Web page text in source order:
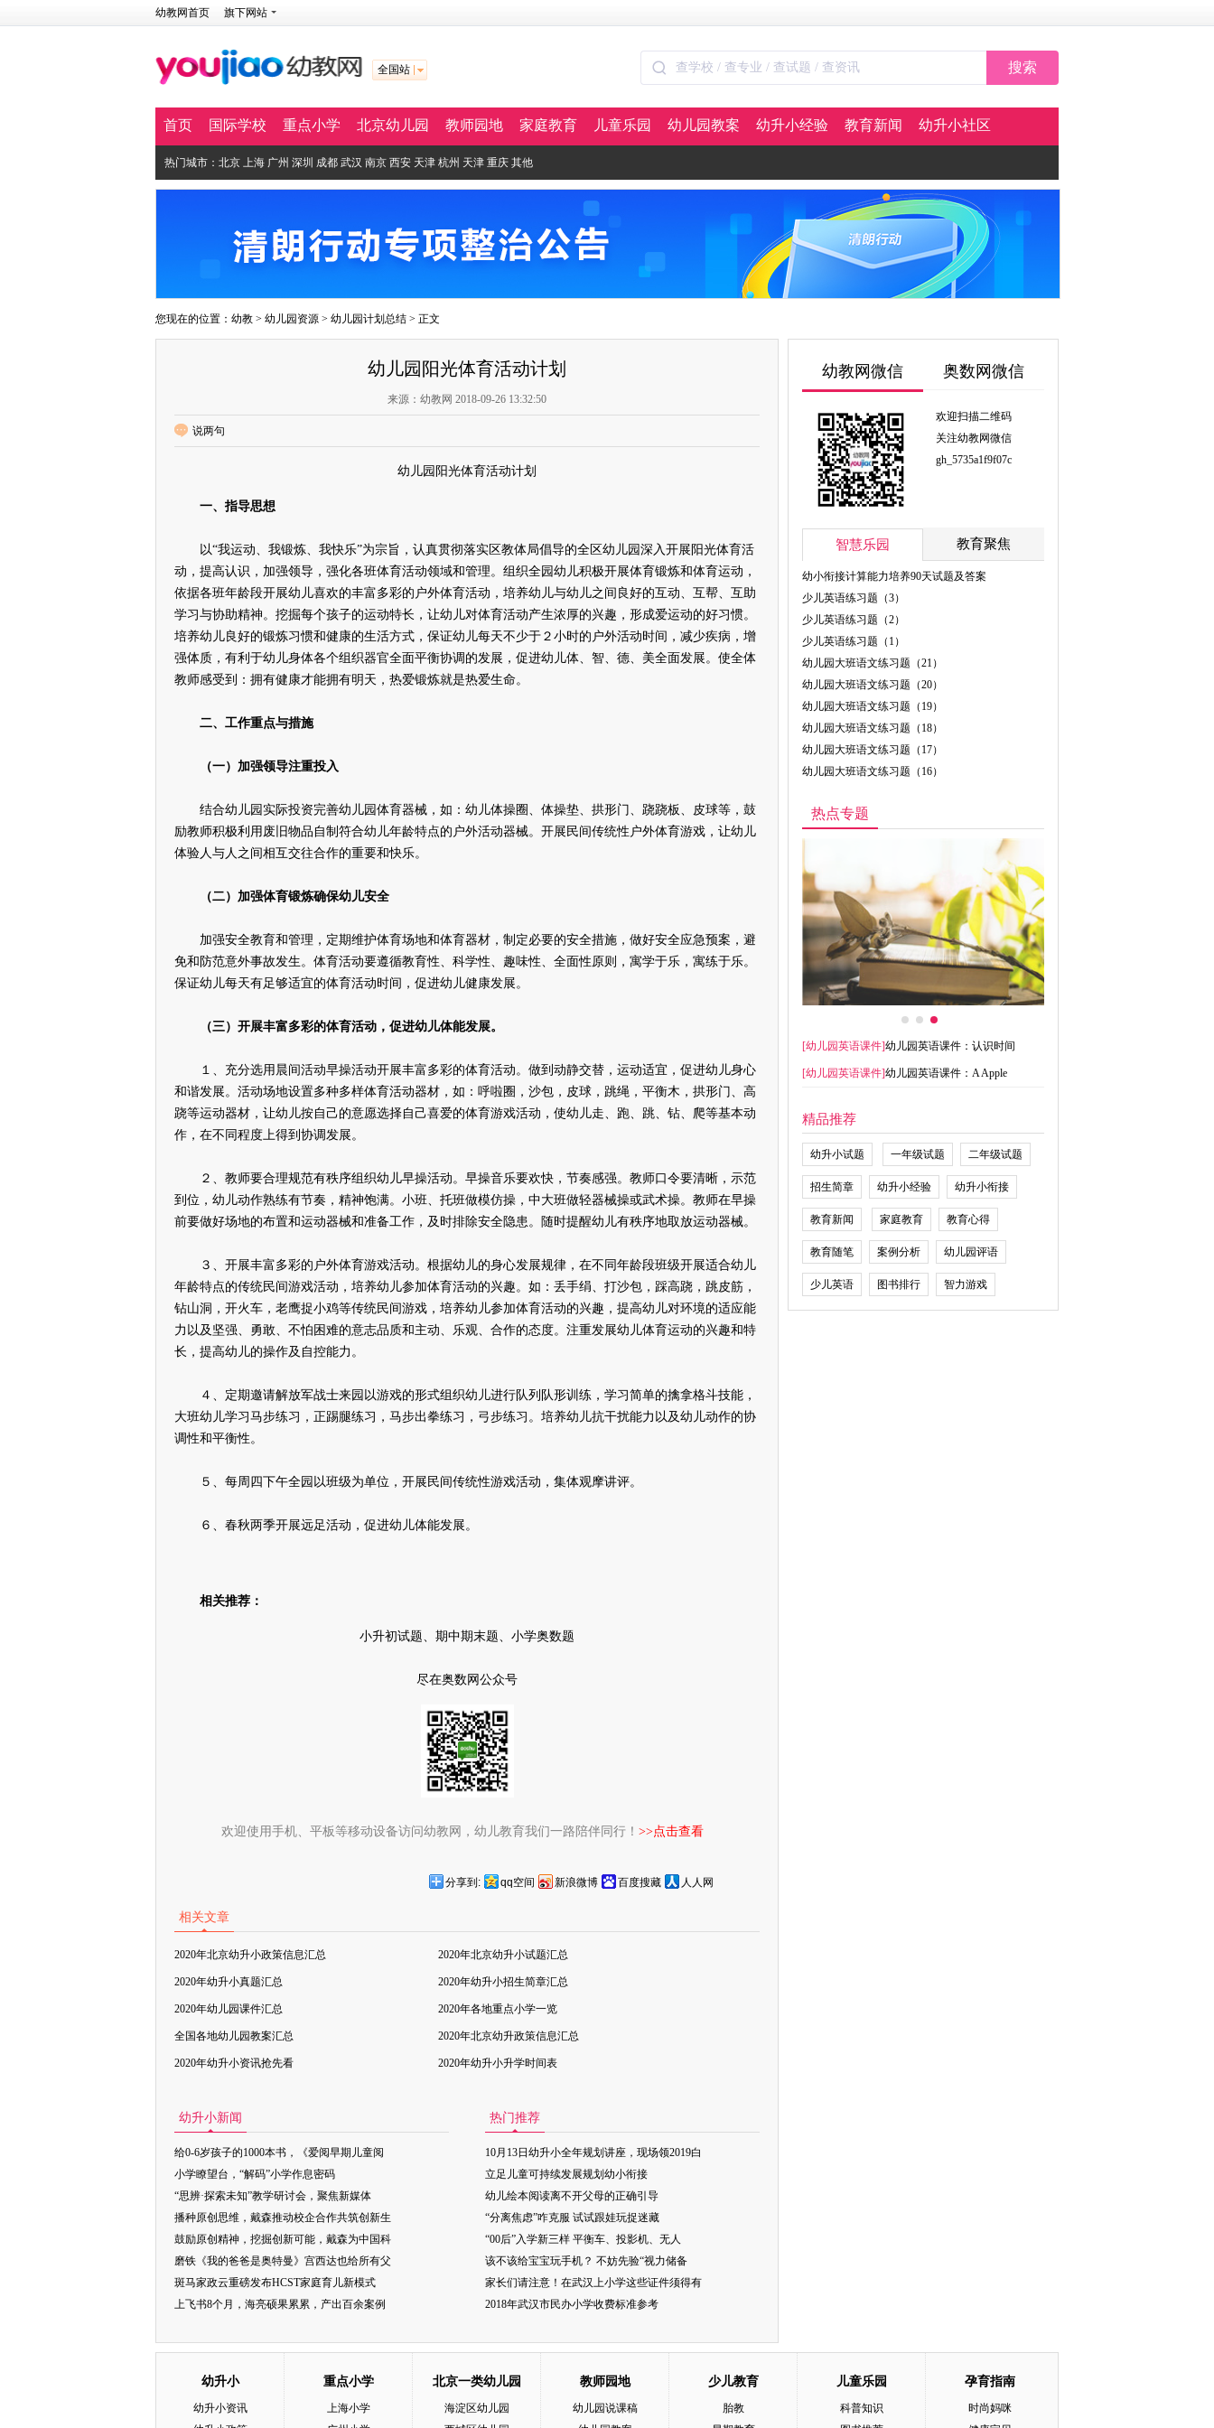
幼教网首页 旗下网站
全国站 搜索
首页 国际学校 重点小学 北京幼儿园 教师园地 家庭教育 儿童乐园 幼儿园教案 幼升小经验 教育新闻 幼升小社区
热门城市： 北京 上海 广州 深圳 成都 武汉 南京 西安 天津 杭州 天津 重庆 其他
您现在的位置： 幼教 > 幼儿园资源 > 幼儿园计划总结 > 正文
幼儿园阳光体育活动计划
来源：幼教网 2018-09-26 13:32:50
说两句
幼儿园阳光体育活动计划
一、指导思想
以“我运动、我锻炼、我快乐”为宗旨，认真贯彻落实区教体局倡导的全区幼儿园深入开展阳光体育活
动，提高认识，加强领导，强化各班体育活动领域和管理。组织全园幼儿积极开展体育锻炼和体育运动，
依据各班年龄段开展幼儿喜欢的丰富多彩的户外体育活动，培养幼儿与幼儿之间良好的互动、互帮、互助
学习与协助精神。挖掘每个孩子的运动特长，让幼儿对体育活动产生浓厚的兴趣，形成爱运动的好习惯。
培养幼儿良好的锻炼习惯和健康的生活方式，保证幼儿每天不少于２小时的户外活动时间，减少疾病，增
强体质，有利于幼儿身体各个组织器官全面平衡协调的发展，促进幼儿体、智、德、美全面发展。使全体
教师感受到：拥有健康才能拥有明天，热爱锻炼就是热爱生命。
二、工作重点与措施
（一）加强领导注重投入
结合幼儿园实际投资完善幼儿园体育器械，如：幼儿体操圈、体操垫、拱形门、跷跷板、皮球等，鼓
励教师积极利用废旧物品自制符合幼儿年龄特点的户外活动器械。开展民间传统性户外体育游戏，让幼儿
体验人与人之间相互交往合作的重要和快乐。
（二）加强体育锻炼确保幼儿安全
加强安全教育和管理，定期维护体育场地和体育器材，制定必要的安全措施，做好安全应急预案，避
免和防范意外事故发生。体育活动要遵循教育性、科学性、趣味性、全面性原则，寓学于乐，寓练于乐。
保证幼儿每天有足够适宜的体育活动时间，促进幼儿健康发展。
（三）开展丰富多彩的体育活动，促进幼儿体能发展。
１、充分选用晨间活动早操活动开展丰富多彩的体育活动。做到动静交替，运动适宜，促进幼儿身心
和谐发展。活动场地设置多种多样体育活动器材，如：呼啦圈，沙包，皮球，跳绳，平衡木，拱形门、高
跷等运动器材，让幼儿按自己的意愿选择自己喜爱的体育游戏活动，使幼儿走、跑、跳、钻、爬等基本动
作，在不同程度上得到协调发展。
２、教师要合理规范有秩序组织幼儿早操活动。早操音乐要欢快，节奏感强。教师口令要清晰，示范
到位，幼儿动作熟练有节奏，精神饱满。小班、托班做模仿操，中大班做轻器械操或武术操。教师在早操
前要做好场地的布置和运动器械和准备工作，及时排除安全隐患。随时提醒幼儿有秩序地取放运动器械。
３、开展丰富多彩的户外体育游戏活动。根据幼儿的身心发展规律，在不同年龄段班级开展适合幼儿
年龄特点的传统民间游戏活动，培养幼儿参加体育活动的兴趣。如：丢手绢、打沙包，踩高跷，跳皮筋，
钻山洞，开火车，老鹰捉小鸡等传统民间游戏，培养幼儿参加体育活动的兴趣，提高幼儿对环境的适应能
力以及坚强、勇敢、不怕困难的意志品质和主动、乐观、合作的态度。注重发展幼儿体育运动的兴趣和特
长，提高幼儿的操作及自控能力。
４、定期邀请解放军战士来园以游戏的形式组织幼儿进行队列队形训练，学习简单的擒拿格斗技能，
大班幼儿学习马步练习，正踢腿练习，马步出拳练习，弓步练习。培养幼儿抗干扰能力以及幼儿动作的协
调性和平衡性。
５、每周四下午全园以班级为单位，开展民间传统性游戏活动，集体观摩讲评。
６、春秋两季开展远足活动，促进幼儿体能发展。
相关推荐：
小升初试题、期中期末题、小学奥数题
尽在奥数网公众号
欢迎使用手机、平板等移动设备访问幼教网，幼儿教育我们一路陪伴同行！ >>点击查看
分享到: qq空间 新浪微博 百度搜藏 人人网
相关文章
2020年北京幼升小政策信息汇总 2020年北京幼升小试题汇总
2020年幼升小真题汇总 2020年幼升小招生简章汇总
2020年幼儿园课件汇总 2020年各地重点小学一览
全国各地幼儿园教案汇总 2020年北京幼升政策信息汇总
2020年幼升小资讯抢先看 2020年幼升小升学时间表
幼升小新闻
给0-6岁孩子的1000本书，《爱阅早期儿童阅
小学瞭望台，“解码”小学作息密码
“思辨·探索未知”教学研讨会，聚焦新媒体
播种原创思维，戴森推动校企合作共筑创新生
鼓励原创精神，挖掘创新可能，戴森为中国科
磨铁《我的爸爸是奥特曼》宫西达也给所有父
斑马家政云重磅发布HCST家庭育儿新模式
上飞书8个月，海亮硕果累累，产出百余案例
热门推荐
10月13日幼升小全年规划讲座，现场领2019白
立足儿童可持续发展规划幼小衔接
幼儿绘本阅读离不开父母的正确引导
“分离焦虑”咋克服 试试跟娃玩捉迷藏
“00后”入学新三样 平衡车、投影机、无人
该不该给宝宝玩手机？ 不妨先验“视力储备
家长们请注意！在武汉上小学这些证件须得有
2018年武汉市民办小学收费标准参考
幼教网微信 奥数网微信
欢迎扫描二维码
关注幼教网微信
gh_5735a1f9f07c
智慧乐园 教育聚焦
幼小衔接计算能力培养90天试题及答案
少儿英语练习题（3）
少儿英语练习题（2）
少儿英语练习题（1）
幼儿园大班语文练习题（21）
幼儿园大班语文练习题（20）
幼儿园大班语文练习题（19）
幼儿园大班语文练习题（18）
幼儿园大班语文练习题（17）
幼儿园大班语文练习题（16）
热点专题
[幼儿园英语课件]幼儿园英语课件：认识时间
[幼儿园英语课件]幼儿园英语课件：A Apple
精品推荐
幼升小试题 一年级试题 二年级试题
招生简章 幼升小经验 幼升小衔接
教育新闻 家庭教育 教育心得
教育随笔 案例分析 幼儿园评语
少儿英语 图书排行 智力游戏
幼升小
幼升小资讯
重点小学
上海小学
北京一类幼儿园
海淀区幼儿园
教师园地
幼儿园说课稿
少儿教育
胎教
儿童乐园
科普知识
孕育指南
时尚妈咪